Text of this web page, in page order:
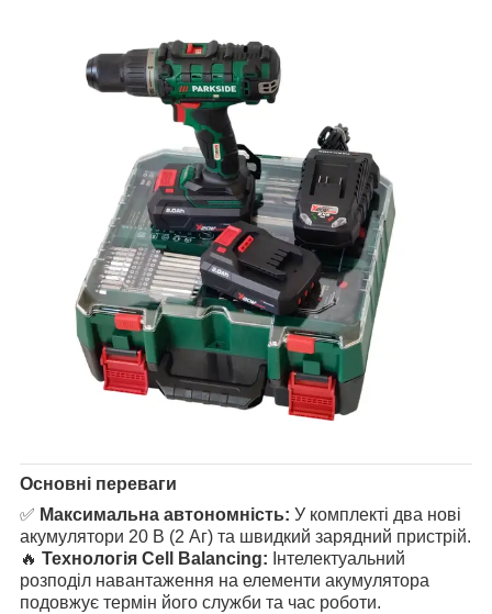
Основні переваги
✅ Максимальна автономність: У комплекті два нові
акумулятори 20 В (2 Аг) та швидкий зарядний пристрій.
🔥 Технологія Cell Balancing: Інтелектуальний
розподіл навантаження на елементи акумулятора
подовжує термін його служби та час роботи.